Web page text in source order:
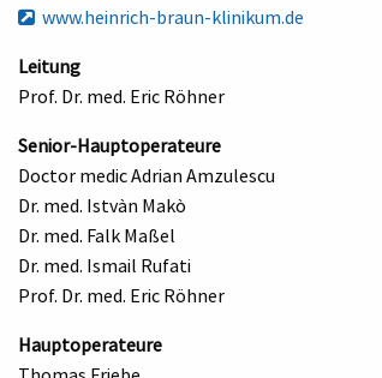
www.heinrich-braun-klinikum.de
Leitung
Prof. Dr. med. Eric Röhner
Senior-Hauptoperateure
Doctor medic Adrian Amzulescu
Dr. med. Istvàn Makò
Dr. med. Falk Maßel
Dr. med. Ismail Rufati
Prof. Dr. med. Eric Röhner
Hauptoperateure